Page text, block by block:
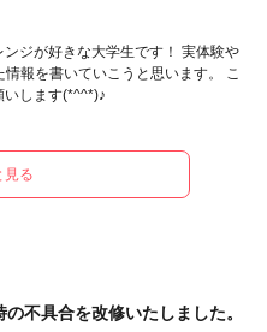
ジが好きな大学生です！ 実体験や
報を書いていこうと思います。 こ
します(*^^*)♪
見る
不具合を改修いたしました。